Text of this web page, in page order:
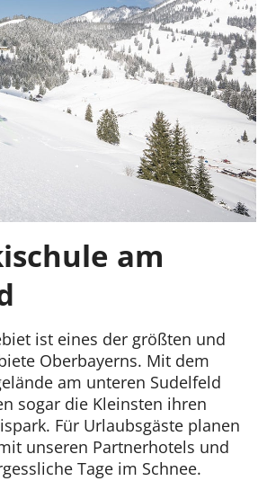
am
ist eines der größten und
Oberbayerns. Mit dem
am unteren Sudelfeld
sogar die Kleinsten ihren
Für Urlaubsgäste planen
unseren Partnerhotels und
Tage im Schnee.